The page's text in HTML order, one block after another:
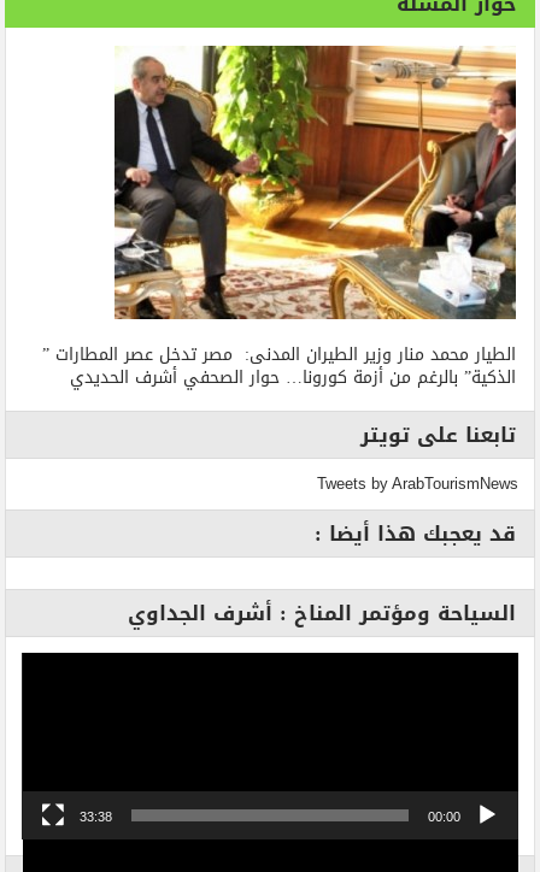
الطيار محمد منار وزير الطيران المدنى: مصر تدخل عصر المطارات ”
الذكية” بالرغم من أزمة كورونا… حوار الصحفي أشرف الحديدي
تابعنا على تويتر
Tweets by ArabTourismNews
قد يعجبك هذا أيضا :
السياحة ومؤتمر المناخ : أشرف الجداوي
00:00
33:38